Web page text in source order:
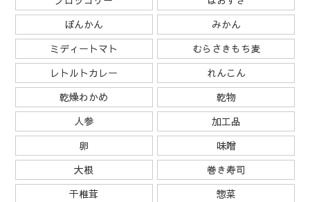
ぽんかん
みかん
ミディートマト
むらさきもち麦
レトルトカレー
れんこん
乾燥わかめ
乾物
人参
加工品
卵
味噌
大根
巻き寿司
干椎茸
惣菜